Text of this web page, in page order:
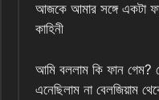
আজকে আমার সঙ্গে একটা
কাহিনী
আমি বললাম কি ফান
এনেছিলাম না বেলজিয়াম